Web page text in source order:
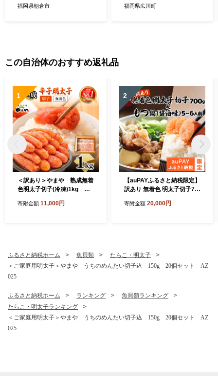
福岡県朝倉市
会社やまやコミュニケーショ
福岡県広川町
この自治体のおすすめ返礼品
1
＜訳あり＞やまや 熟成無着
色明太子切子(冷凍)1kg 篠
寄附金額 11,000円
2
【auPAYふるさと納税限定】
訳あり 無着色 明太子切子70
セット AZ090
寄附金額 20,000円
ふるさと納税ホーム 魚貝類
たらこ・明太子
＜ご家庭用明太子＞やまや うちのめんたい切子込 150g 20個セット AZ
025
ふるさと納税ホーム ランキング
魚貝類ランキング
たらこ・明太子ランキング
＜ご家庭用明太子＞やまや うちのめんたい切子込 150g 20個セット AZ
025